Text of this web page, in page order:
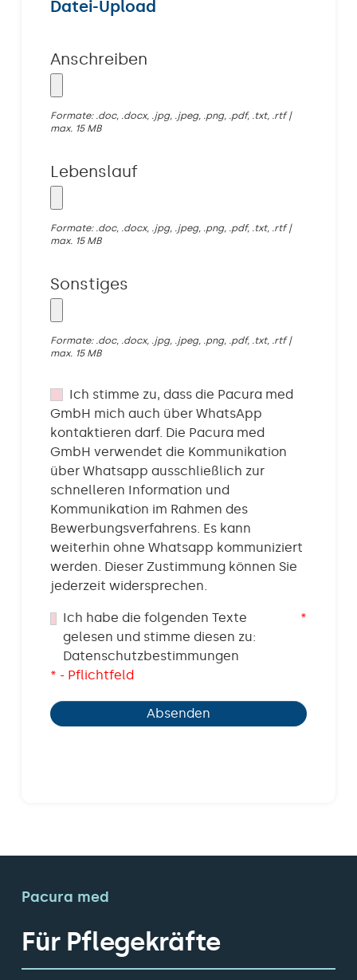
Datei-Upload
Anschreiben
Formate: .doc, .docx, .jpg, .jpeg, .png, .pdf, .txt, .rtf |
max. 15 MB
Lebenslauf
Formate: .doc, .docx, .jpg, .jpeg, .png, .pdf, .txt, .rtf |
max. 15 MB
Sonstiges
Formate: .doc, .docx, .jpg, .jpeg, .png, .pdf, .txt, .rtf |
max. 15 MB
Ich stimme zu, dass die Pacura med
GmbH mich auch über WhatsApp
kontaktieren darf. Die Pacura med
GmbH verwendet die Kommunikation
über Whatsapp ausschließlich zur
schnelleren Information und
Kommunikation im Rahmen des
Bewerbungsverfahrens. Es kann
weiterhin ohne Whatsapp kommuniziert
werden. Dieser Zustimmung können Sie
jederzeit widersprechen.
*
Ich habe die folgenden Texte
gelesen und stimme diesen zu:
Datenschutzbestimmungen
* - Pflichtfeld
Absenden
Pacura med
Für Pflegekräfte